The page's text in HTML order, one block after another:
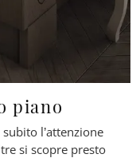
piano
l’attenzione
si scopre presto